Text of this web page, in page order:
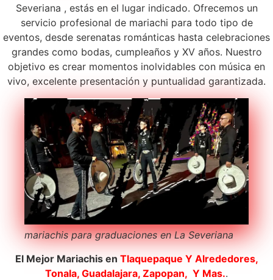
Severiana , estás en el lugar indicado. Ofrecemos un
servicio profesional de mariachi para todo tipo de
eventos, desde serenatas románticas hasta celebraciones
grandes como bodas, cumpleaños y XV años. Nuestro
objetivo es crear momentos inolvidables con música en
vivo, excelente presentación y puntualidad garantizada.
mariachis para graduaciones en La Severiana
El Mejor Mariachis en Tlaquepaque Y Alrededores,
Tonala, Guadalajara, Zapopan, Y Mas..